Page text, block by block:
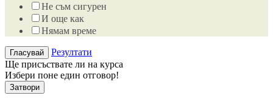
Не съм сигурен
И още как
Нямам време
Резултати
Ще присъствате ли на курса
Избери поне един отговор!
Затвори